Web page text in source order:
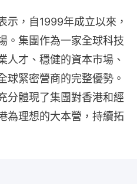
示，自1999年成立以來，
。集團作為一家全球科技
人才、穩健的資本市場、
球緊密營商的完整優勢。
分體現了集團對香港和經
為理想的大本營，持續拓